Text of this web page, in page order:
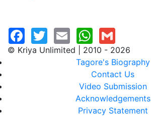
© Kriya Unlimited | 2010 - 2026
Tagore's Biography
Contact Us
Video Submission
Acknowledgements
Privacy Statement